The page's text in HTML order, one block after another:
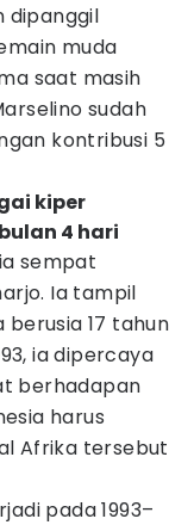
dipanggil
muda
saat masih
sudah
kontribusi 5
kiper
4 hari
sempat
Ia tampil
17 tahun
ia dipercaya
berhadapan
harus
Afrika tersebut
pada 1993–